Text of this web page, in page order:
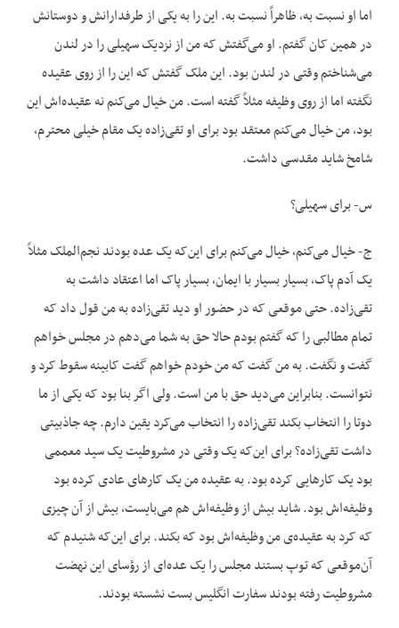
اما او نسبت به، ظاهراً نسبت به. این را به یکی از طرفدارانش و دوستانش
در همین کان گفتم. او می‌گفتش که من از نزدیک سهیلی را در لندن
می‌شناختم وقتی در لندن بود. این ملک گفتش که این را از روی عقیده
نگفته اما از روی وظیفه مثلاً گفته است. من خیال می‌کنم نه عقیده‌اش این
بود، من خیال می‌کنم معتقد بود برای او تقی‌زاده یک مقام خیلی محترم،
شامخ شاید مقدسی داشت.
س- برای سهیلی؟
ج- خیال می‌کنم، خیال می‌کنم برای این‌که یک عده بودند نجم‌الملک مثلاً
یک آدم پاک، بسیار بسیار با ایمان، بسیار پاک اما اعتقاد داشت به
تقی‌زاده. حتی موقعی که در حضور او دید تقی‌زاده به من قول داد که
تمام مطالبی را که گفتم بودم حالا حق به شما می‌دهم در مجلس خواهم
گفت و نگفت. به من گفت که من خودم خواهم گفت کابینه سقوط کرد و
نتوانست. بنابراین می‌دید حق با من است. ولی اگر بنا بود که یکی از ما
دوتا را انتخاب بکند تقی‌زاده را انتخاب می‌کرد یقین دارم. چه جاذبیتی
داشت تقی‌زاده؟ برای این‌که یک وقتی در مشروطیت یک سید معممی
بود یک کارهایی کرده بود. به عقیده من یک کارهای عادی کرده بود
وظیفه‌اش بود. شاید بیش از وظیفه‌اش هم می‌بایست، بیش از آن چیزی
که کرد به عقیده‌ی من وظیفه‌اش بود که بکند. برای این‌که شنیدم که
آن‌موقعی که توپ بستند مجلس را یک عده‌ای از رؤسای این نهضت
مشروطیت رفته بودند سفارت انگلیس بست نشسته بودند.